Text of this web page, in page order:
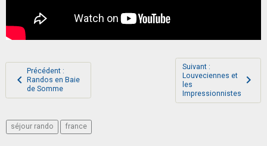
Précédent :
Randos en Baie
de Somme
Suivant :
Louveciennes et
les
Impressionnistes
séjour rando france